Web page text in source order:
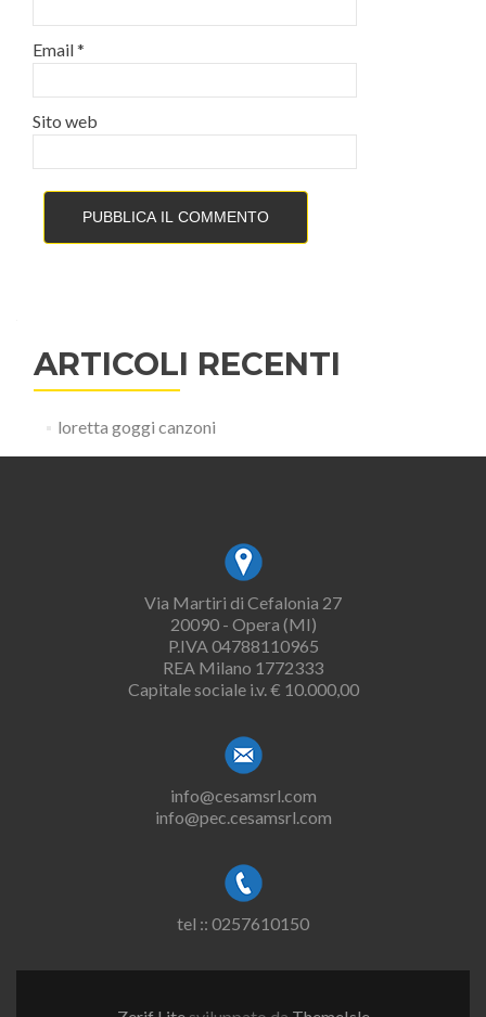
Email*
Sito web
ARTICOLI RECENTI
loretta goggi canzoni
Via Martiri di Cefalonia 27
20090 - Opera (MI)
P.IVA 04788110965
REA Milano 1772333
Capitale sociale i.v. € 10.000,00
info@cesamsrl.com
info@pec.cesamsrl.com
tel :: 0257610150